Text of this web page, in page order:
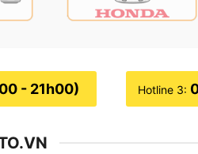
- 21h00) Hotline 3: